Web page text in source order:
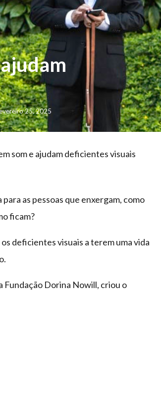
25, 2025
som e ajudam deficientes visuais
as pessoas que enxergam, como
ficam?
deficientes visuais a terem uma vida
Fundação Dorina Nowill, criou o